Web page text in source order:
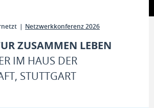
Netzwerkkonferenz 2026
ZUSAMMEN LEBEN
IM HAUS DER
STUTTGART